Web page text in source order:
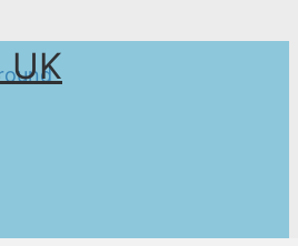
UK